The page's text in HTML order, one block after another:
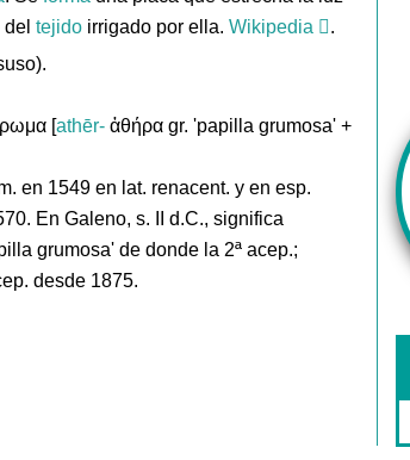
del tejido irrigado por ella. Wikipedia
.
[athēr- ἀθήρα gr. 'papilla grumosa' +
en 1549 en lat. renacent. y en esp.
En Galeno, s. II d.C., significa
grumosa' de donde la 2ª acep.;
desde 1875.